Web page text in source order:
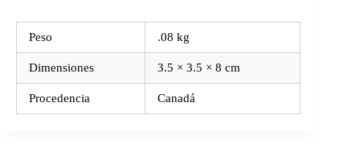
Peso .08 kg
Dimensiones 3.5 × 3.5 × 8 cm
Procedencia Canadá